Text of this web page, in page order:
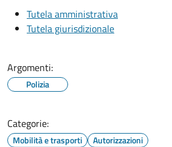
Tutela amministrativa
Tutela giurisdizionale
Argomenti:
Polizia
Categorie:
Mobilità e trasporti Autorizzazioni